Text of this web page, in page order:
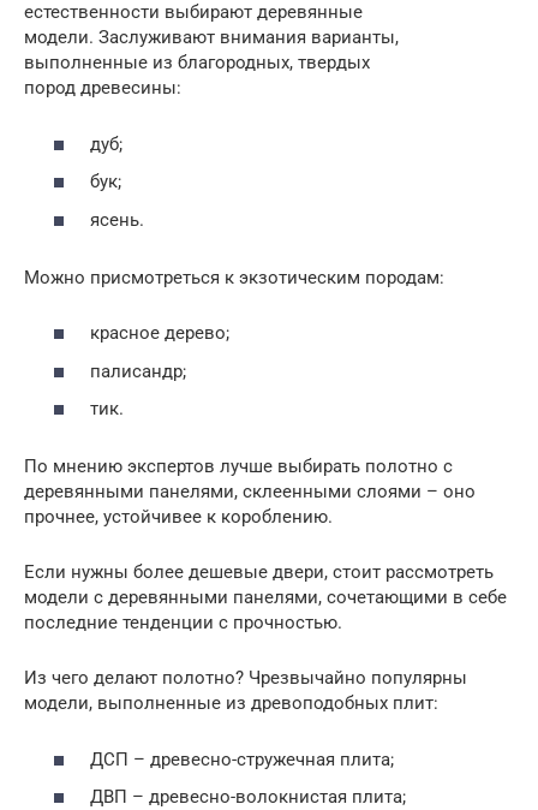
естественности выбирают деревянные
модели. Заслуживают внимания варианты,
выполненные из благородных, твердых
пород древесины:
дуб;
бук;
ясень.
Можно присмотреться к экзотическим породам:
красное дерево;
палисандр;
тик.
По мнению экспертов лучше выбирать полотно с
деревянными панелями, склеенными слоями – оно
прочнее, устойчивее к короблению.
Если нужны более дешевые двери, стоит рассмотреть
модели с деревянными панелями, сочетающими в себе
последние тенденции с прочностью.
Из чего делают полотно? Чрезвычайно популярны
модели, выполненные из древоподобных плит:
ДСП – древесно-стружечная плита;
ДВП – древесно-волокнистая плита;